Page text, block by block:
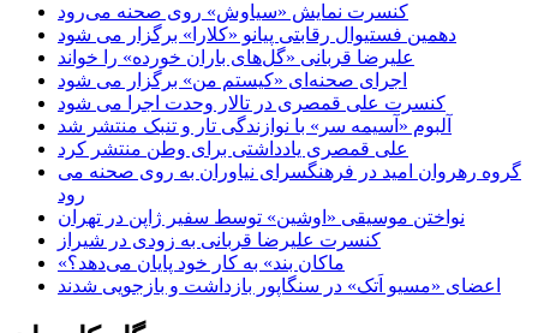
کنسرت‌ نمایش «سیاوش» روی صحنه می‌رود
دهمین فستیوال رقابتی پیانو «کلارا» برگزار می شود
علیرضا قربانی «گل‌های باران خورده» را خواند
اجرای صحنه‌ای «کیستم من» برگزار می شود
کنسرت علی قمصری در تالار وحدت اجرا می شود
آلبوم «آسیمه سر» با نوازندگی تار و تنبک منتشر شد
علی قمصری یادداشتی برای وطن منتشر کرد
گروه رهروان امید در فرهنگسرای نیاوران به روی صحنه می
رود
نواختن موسیقی «اوشین» توسط سفیر ژاپن در تهران
کنسرت علیرضا قربانی به زودی در شیراز
«ماکان بند» به کار خود پایان می‌دهد؟
اعضای «مسیو اَتک» در سنگاپور بازداشت و بازجویی شدند